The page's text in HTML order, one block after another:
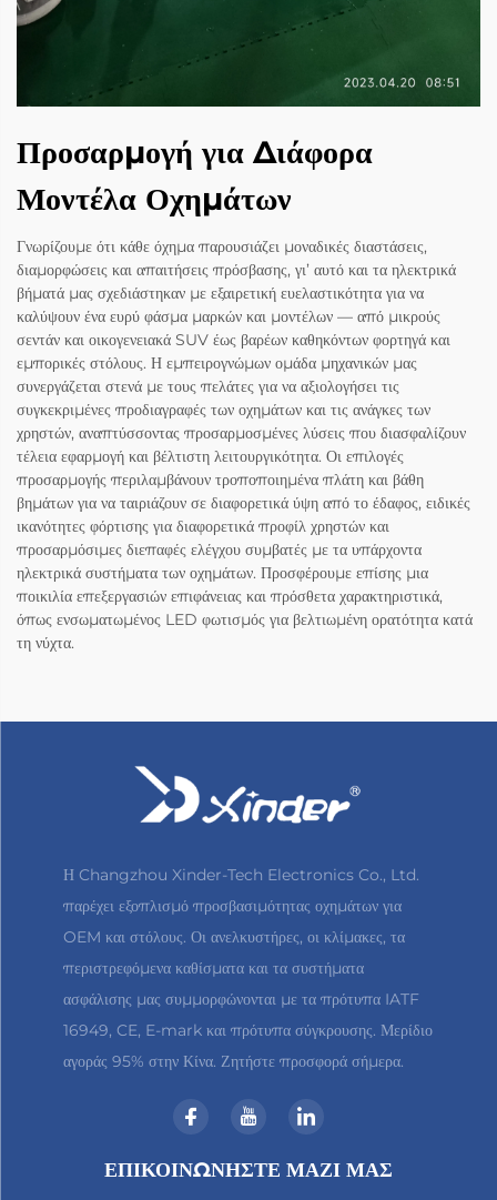
Προσαρμογή για Διάφορα
Μοντέλα Οχημάτων
Γνωρίζουμε ότι κάθε όχημα παρουσιάζει μοναδικές διαστάσεις,
διαμορφώσεις και απαιτήσεις πρόσβασης, γι’ αυτό και τα ηλεκτρικά
βήματά μας σχεδιάστηκαν με εξαιρετική ευελαστικότητα για να
καλύψουν ένα ευρύ φάσμα μαρκών και μοντέλων — από μικρούς
σεντάν και οικογενειακά SUV έως βαρέων καθηκόντων φορτηγά και
εμπορικές στόλους. Η εμπειρογνώμων ομάδα μηχανικών μας
συνεργάζεται στενά με τους πελάτες για να αξιολογήσει τις
συγκεκριμένες προδιαγραφές των οχημάτων και τις ανάγκες των
χρηστών, αναπτύσσοντας προσαρμοσμένες λύσεις που διασφαλίζουν
τέλεια εφαρμογή και βέλτιστη λειτουργικότητα. Οι επιλογές
προσαρμογής περιλαμβάνουν τροποποιημένα πλάτη και βάθη
βημάτων για να ταιριάζουν σε διαφορετικά ύψη από το έδαφος, ειδικές
ικανότητες φόρτισης για διαφορετικά προφίλ χρηστών και
προσαρμόσιμες διεπαφές ελέγχου συμβατές με τα υπάρχοντα
ηλεκτρικά συστήματα των οχημάτων. Προσφέρουμε επίσης μια
ποικιλία επεξεργασιών επιφάνειας και πρόσθετα χαρακτηριστικά,
όπως ενσωματωμένος LED φωτισμός για βελτιωμένη ορατότητα κατά
τη νύχτα.
Η Changzhou Xinder-Tech Electronics Co., Ltd.
παρέχει εξοπλισμό προσβασιμότητας οχημάτων για
OEM και στόλους. Οι ανελκυστήρες, οι κλίμακες, τα
περιστρεφόμενα καθίσματα και τα συστήματα
ασφάλισης μας συμμορφώνονται με τα πρότυπα IATF
16949, CE, E-mark και πρότυπα σύγκρουσης. Μερίδιο
αγοράς 95% στην Κίνα. Ζητήστε προσφορά σήμερα.
ΕΠΙΚΟΙΝΩΝΉΣΤΕ ΜΑΖΊ ΜΑΣ